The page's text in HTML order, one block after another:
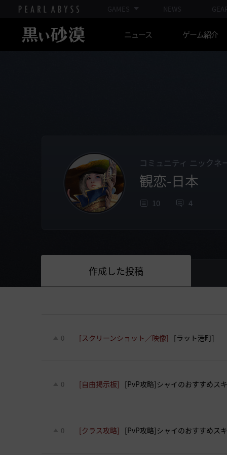
GAMES NEWS
ニュース ゲーム紹介
コミュニティ ニックネ
観恋-日本
10 4
作成した投稿
[スクリーンショット／映像] [ラット港町]
0
[自由掲示板] [PvP攻略]シャイのおすすめス
0
[クラス攻略] [PvP攻略]シャイのおすすめス
0